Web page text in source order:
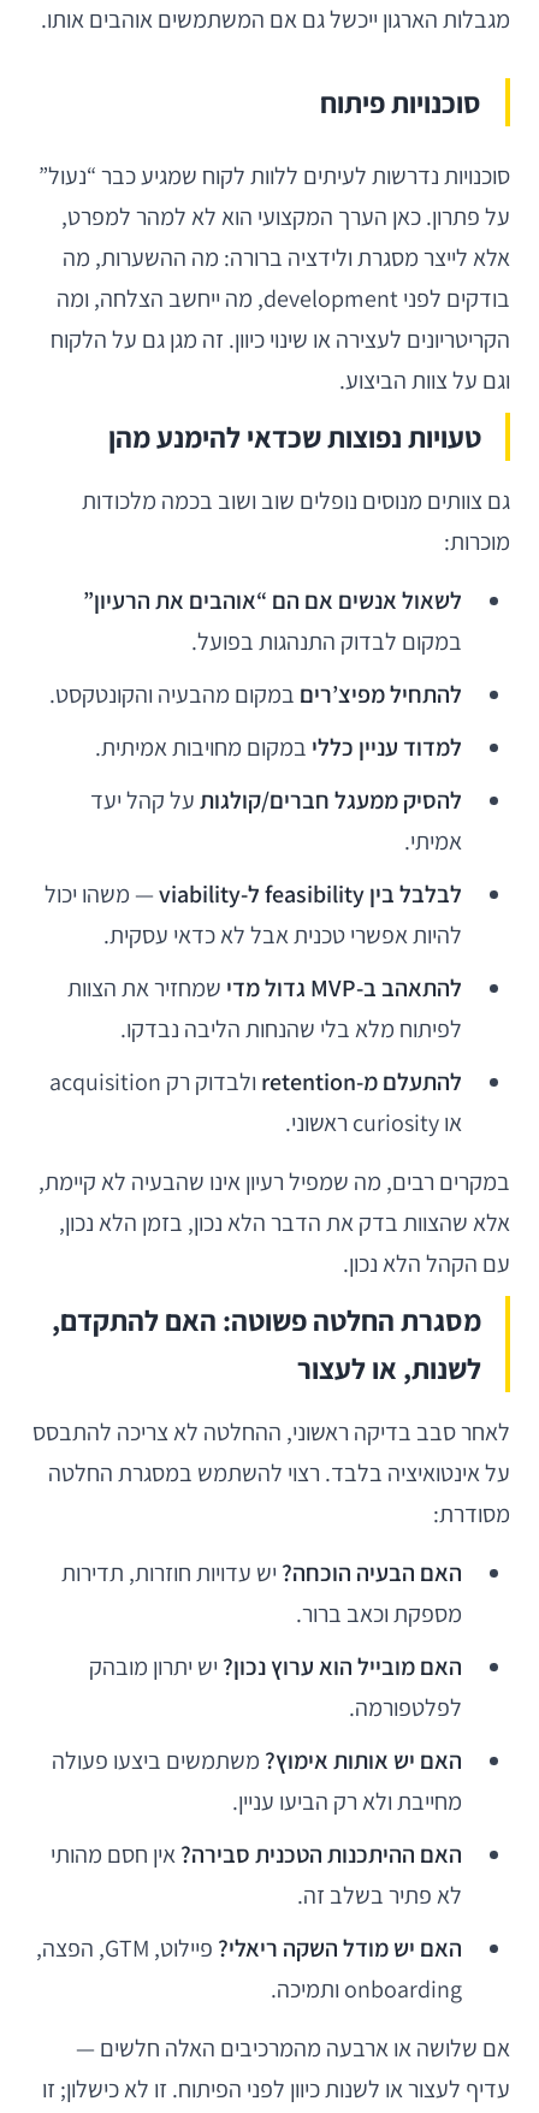
מגבלות הארגון ייכשל גם אם המשתמשים אוהבים אותו.
סוכנויות פיתוח
סוכנויות נדרשות לעיתים ללוות לקוח שמגיע כבר “נעול”
על פתרון. כאן הערך המקצועי הוא לא למהר למפרט,
אלא לייצר מסגרת ולידציה ברורה: מה ההשערות, מה
בודקים לפני development, מה ייחשב הצלחה, ומה
הקריטריונים לעצירה או שינוי כיוון. זה מגן גם על הלקוח
וגם על צוות הביצוע.
טעויות נפוצות שכדאי להימנע מהן
גם צוותים מנוסים נופלים שוב ושוב בכמה מלכודות
מוכרות:
לשאול אנשים אם הם “אוהבים את הרעיון”
במקום לבדוק התנהגות בפועל.
להתחיל מפיצ’רים במקום מהבעיה והקונטקסט.
למדוד עניין כללי במקום מחויבות אמיתית.
להסיק ממעגל חברים/קולגותעל קהל יעד
אמיתי.
לבלבל בין feasibility ל-viability
— משהו יכול
להיות אפשרי טכנית אבל לא כדאי עסקית.
להתאהב ב-MVP גדול מדי
שמחזיר את הצוות
לפיתוח מלא בלי שהנחות הליבה נבדקו.
להתעלם מ-retention
ולבדוק רק acquisition
או curiosity ראשוני.
במקרים רבים, מה שמפיל רעיון אינו שהבעיה לא קיימת,
אלא שהצוות בדק את הדבר הלא נכון, בזמן הלא נכון,
עם הקהל הלא נכון.
מסגרת החלטה פשוטה: האם להתקדם,
לשנות, או לעצור
לאחר סבב בדיקה ראשוני, ההחלטה לא צריכה להתבסס
על אינטואיציה בלבד. רצוי להשתמש במסגרת החלטה
מסודרת:
האם הבעיה הוכחה? יש עדויות חוזרות, תדירות
מספקת וכאב ברור.
האם מובייל הוא ערוץ נכון? יש יתרון מובהק
לפלטפורמה.
האם יש אותות אימוץ? משתמשים ביצעו פעולה
מחייבת ולא רק הביעו עניין.
האם ההיתכנות הטכנית סבירה?אין חסם מהותי
לא פתיר בשלב זה.
האם יש מודל השקה ריאלי?
פיילוט, GTM, הפצה,
onboarding ותמיכה.
אם שלושה או ארבעה מהמרכיבים האלה חלשים —
עדיף לעצור או לשנות כיוון לפני הפיתוח. זו לא כישלון; זו